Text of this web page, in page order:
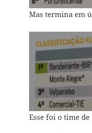
Mas termina em
Esse foi o time de